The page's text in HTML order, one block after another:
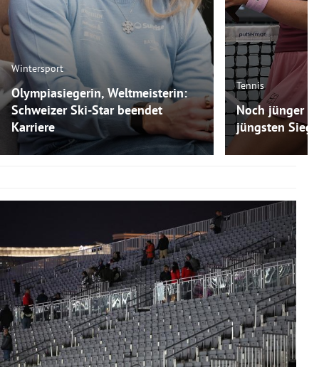
Wintersport
Olympiasiegerin, Weltmeisterin:
Schweizer Ski-Star beendet
Karriere
Tennis
Noch jünger
jüngsten